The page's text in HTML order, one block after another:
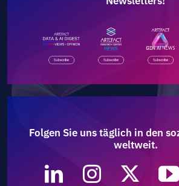
Folgen Sie uns täglich in den
weltweit.